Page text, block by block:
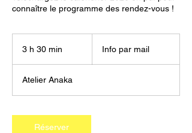
connaître le programme des rendez-vous !
3 h 30 min
0
m
n
Info par mail
Atelier Anaka
Réserver